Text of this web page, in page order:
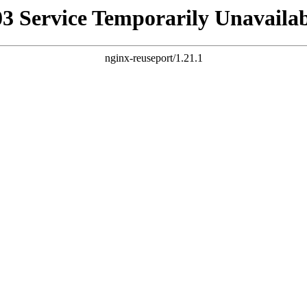
Service Temporarily
nginx-reuseport/1.21.1